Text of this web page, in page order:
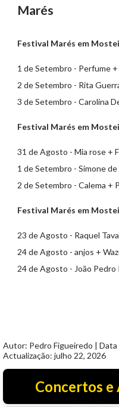
Marés
Festival Marés em
1 de Setembro - Perfume +
2 de Setembro - Rita
3 de Setembro - Carolina
Festival Marés em
31 de Agosto - Mia rose +
1 de Setembro - Simone
2 de Setembro - Calema +
Festival Marés em
23 de Agosto - Raquel
24 de Agosto - anjos +
24 de Agosto - João Pedro
Autor: Pedro Figueiredo | Data
Actualização: julho 22, 2026
Concertos e